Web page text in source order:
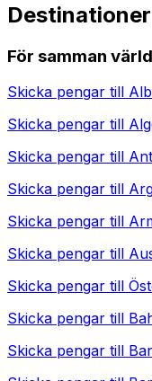
För samman
Skicka pengar till
Skicka pengar till
Skicka pengar till
Skicka pengar till
Skicka pengar till
Skicka pengar till
Skicka pengar till
Skicka pengar till
Skicka pengar till